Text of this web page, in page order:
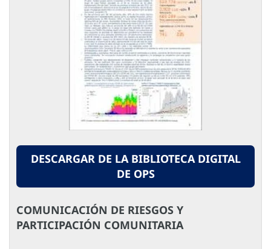
DESCARGAR DE LA BIBLIOTECA DIGITAL
DE OPS
COMUNICACIÓN DE RIESGOS Y
PARTICIPACIÓN COMUNITARIA